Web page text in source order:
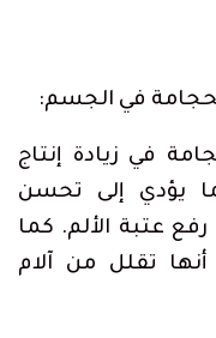
في الجسم:
في زيادة إنتاج
يؤدي إلى تحسن
عتبة الألم. كما
تقلل من آلام